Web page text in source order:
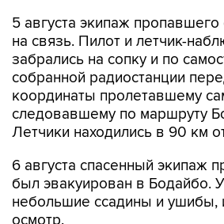
5 августа экипаж пропавшего
на связь. Пилот и летчик-
забрались на сопку и по
собранной радиостанции
координаты пролетавшему
следовавшему по маршруту
Летчики находились в 90 км
6 августа спасенный экипаж
был эвакуирован в Бодайбо.
небольшие ссадины и ушибы,